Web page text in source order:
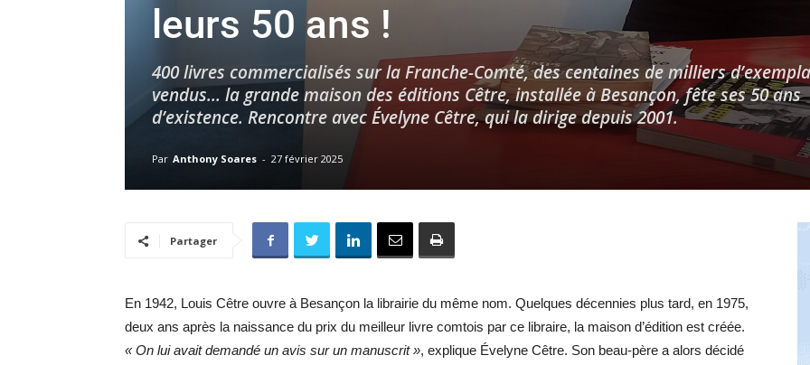
Hebdo25
leurs 50 ans !
400 livres commercialisés sur la Franche-Comté, des centaines de milliers
vendus… la grande maison des éditions Cêtre, installée à Besançon, fête ses 50 ans
d’existence. Rencontre avec Évelyne Cêtre, qui la dirige depuis 2001.
Par Anthony Soares - 27 février 2025
Partager
En 1942, Louis Cêtre ouvre à Besançon la librairie du même nom. Quelques décennies plus tard, en 1975,
deux ans après la naissance du prix du meilleur livre comtois par ce libraire, la maison d’édition est créée.
« On lui avait demandé un avis sur un manuscrit », explique Évelyne Cêtre. Son beau-père a alors décidé